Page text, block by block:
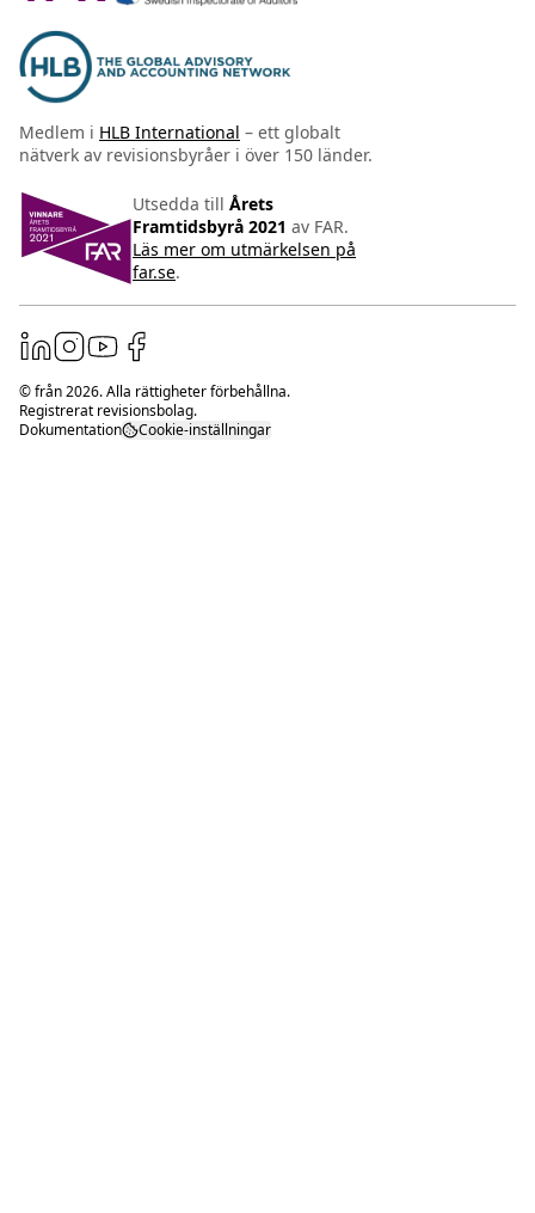
Medlem i HLB International – ett globalt
nätverk av revisionsbyråer i över 150 länder.
Utsedda till Årets
Framtidsbyrå 2021 av FAR.
Läs mer om utmärkelsen på
far.se.
© från2026. Alla rättigheter förbehållna.
Registrerat revisionsbolag.
Dokumentation
Cookie-inställningar